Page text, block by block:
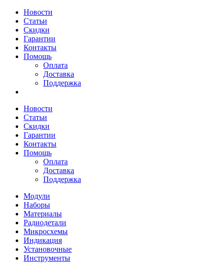
Новости
Статьи
Скидки
Гарантии
Контакты
Помощь
Оплата
Доставка
Поддержка
Новости
Статьи
Скидки
Гарантии
Контакты
Помощь
Оплата
Доставка
Поддержка
Модули
Наборы
Материалы
Радиодетали
Микросхемы
Индикация
Установочные
Инструменты